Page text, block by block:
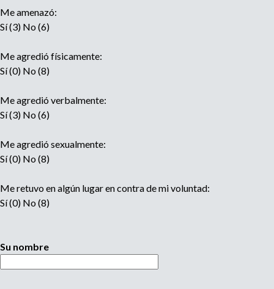
Me amenazó:
Sí (3) No (6)
Me agredió físicamente:
Sí (0) No (8)
Me agredió verbalmente:
Sí (3) No (6)
Me agredió sexualmente:
Sí (0) No (8)
Me retuvo en algún lugar en contra de mi voluntad:
Sí (0) No (8)
Su nombre